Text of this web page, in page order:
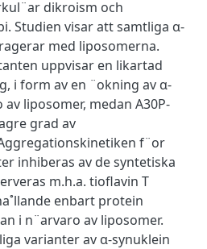
dikroism och
Studien visar att samtliga α-
med liposomerna.
uppvisar en likartad
i form av en ¨okning av α-
liposomer, medan A30P-
grad av
f¨or
inhiberas av de syntetiska
m.h.a. tioﬂavin T
enbart protein
i n¨arvaro av liposomer.
varianter av α-synuklein